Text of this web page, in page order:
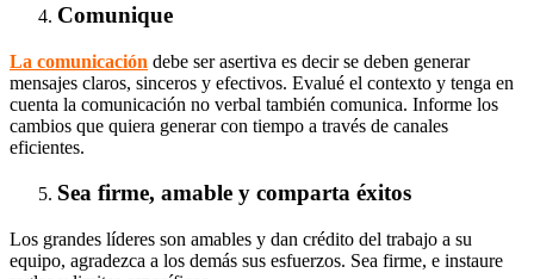
Comunique
La comunicación debe ser asertiva es decir se deben generar
mensajes claros, sinceros y efectivos. Evalué el contexto y tenga en
cuenta la comunicación no verbal también comunica. Informe los
cambios que quiera generar con tiempo a través de canales
eficientes.
Sea firme, amable y comparta éxitos
Los grandes líderes son amables y dan crédito del trabajo a su
equipo, agradezca a los demás sus esfuerzos. Sea firme, e instaure